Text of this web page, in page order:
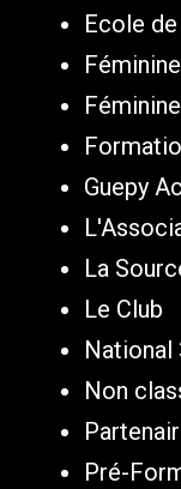
Ecole
Féminine
Guepy
La
Le Club
National
Non
Pré-